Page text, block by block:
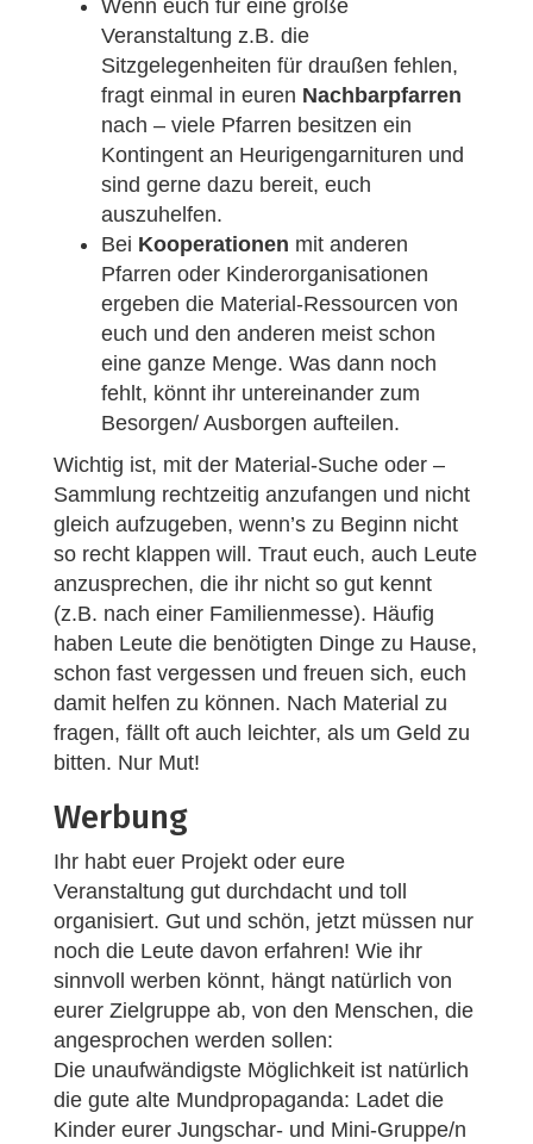
Wenn euch für eine große
Veranstaltung z.B. die
Sitzgelegenheiten für draußen fehlen,
fragt einmal in euren Nachbarpfarren
nach – viele Pfarren besitzen ein
Kontingent an Heurigengarnituren und
sind gerne dazu bereit, euch
auszuhelfen.
Bei Kooperationen mit anderen
Pfarren oder Kinderorganisationen
ergeben die Material-Ressourcen von
euch und den anderen meist schon
eine ganze Menge. Was dann noch
fehlt, könnt ihr untereinander zum
Besorgen/ Ausborgen aufteilen.
Wichtig ist, mit der Material-Suche oder –
Sammlung rechtzeitig anzufangen und nicht
gleich aufzugeben, wenn’s zu Beginn nicht
so recht klappen will. Traut euch, auch Leute
anzusprechen, die ihr nicht so gut kennt
(z.B. nach einer Familienmesse). Häufig
haben Leute die benötigten Dinge zu Hause,
schon fast vergessen und freuen sich, euch
damit helfen zu können. Nach Material zu
fragen, fällt oft auch leichter, als um Geld zu
bitten. Nur Mut!
Werbung
Ihr habt euer Projekt oder eure
Veranstaltung gut durchdacht und toll
organisiert. Gut und schön, jetzt müssen nur
noch die Leute davon erfahren! Wie ihr
sinnvoll werben könnt, hängt natürlich von
eurer Zielgruppe ab, von den Menschen, die
angesprochen werden sollen:
Die unaufwändigste Möglichkeit ist natürlich
die gute alte Mundpropaganda: Ladet die
Kinder eurer Jungschar- und Mini-Gruppe/n